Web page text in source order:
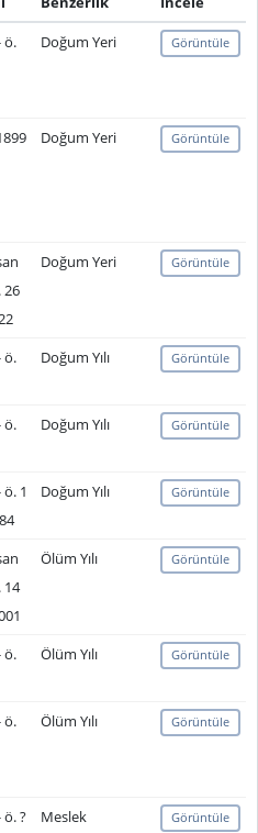
ö.
Doğum Yeri Görüntüle
Doğum Yeri Görüntüle
26
Doğum Yeri Görüntüle
ö.
Doğum Yılı Görüntüle
ö.
Doğum Yılı Görüntüle
1
Doğum Yılı Görüntüle
14
Ölüm Yılı Görüntüle
ö.
Ölüm Yılı Görüntüle
ö.
Ölüm Yılı Görüntüle
ö. ? Meslek Görüntüle